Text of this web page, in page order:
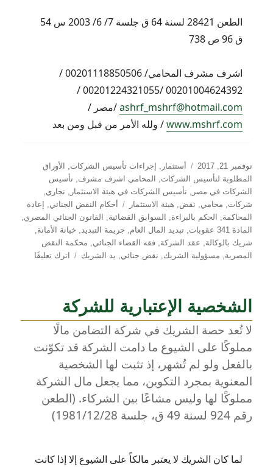
الطعن 28421 لسنة 64 ق جلسة 7/ 6/ 2003 س 54
ق 96 ص 738
اشرف مشرف المحامي/ 00201118850506 /
00201004624392 /00201224321055 /
ashrf_mshrf@hotmail.com/مصر /
www.mshrf.com/ ولله الأمر من قبل ومن بعد
نُشرت
في
نوفمبر 21, 2017 التصنيفات
أستثمار , إجراءات تأسيس الشركات,
الأوراق
المطلوبة لتأسيس الشركات, المحامي اشرف مشرف,تأسيس
الشركات في مصر ,تأسيس الشركات في هيئة الاستثمار ,تجاري,
شركات, محامي, نقض, هيئة الاستثمار الوسوم
أحكام النقض الجنائي,
إعادة
المحاكمة, الحكم بالبراءة, السوابق القضائية, القانون الجنائي المصري,
المادة 341 عقوبات
,تبديد المال العام, جريمة التبديد, خيانة الأمانة,
شريك بالوكالة, عقد الشركة,فقه القضاء الجنائي, محكمة النقض
المصرية, مسؤولية الشريك, نقض جنائي, يد الشريك اترك تعليقًا
على
الشخصية الإعتبارية للشركة
لا تُعد حصة الشريك في شركة التضامن مالًا
مملوكًا على الشيوع ما دامت الشركة قد تكوّنت
بالفعل ولو لم تُشهر، إذ تثبت لها الشخصية
المعنوية بمجرد التكوين، مما يجعل مال الشركة
مملوكًا لها وليس مشاعًا بين الشركاء. (الطعن
رقم 924 لسنة 49 ق، جلسة 1981/12/28)
لما كان الشريك لا يعتبر مالكاً على الشيوع إلا إذا كانت